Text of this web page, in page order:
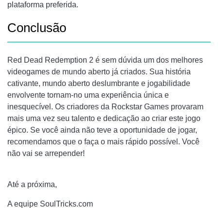
plataforma preferida.
Conclusão
Red Dead Redemption 2 é sem dúvida um dos melhores
videogames de mundo aberto já criados. Sua história
cativante, mundo aberto deslumbrante e jogabilidade
envolvente tornam-no uma experiência única e
inesquecível. Os criadores da Rockstar Games provaram
mais uma vez seu talento e dedicação ao criar este jogo
épico. Se você ainda não teve a oportunidade de jogar,
recomendamos que o faça o mais rápido possível. Você
não vai se arrepender!
Até a próxima,
A equipe SoulTricks.com